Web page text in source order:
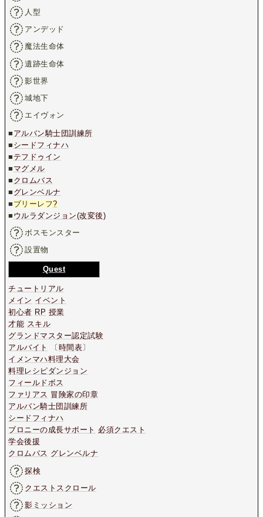
人型
アンデッド
魔法生命体
遺跡生命体
影世界
城地下
エイヴォン
■ アルバン騎士団訓練所
■ シードフィナハ
■ テフドゥイン
■ マグメル
■ クロムバス
■ グレンベルナ
■ ブリーレフ?
■ ウルラダンジョン(改変後)
ボスモンスター
設置物
Quest
チュートリアル
メイン イベント
初心者 RP 授業
才能 スキル
グランドマスター認定試験
アルバイト
〔 時間表〕
イメンマハ料理大会
料理レシピダンジョン
フィールドボス
ファリアス 冒険家の印章
アルバン騎士団訓練所
シードフィナハ
ブロニーの成長サポート 必須クエスト
学会後援
クロムバス グレンベルナ
探検
クエストスクロール
影ミッション